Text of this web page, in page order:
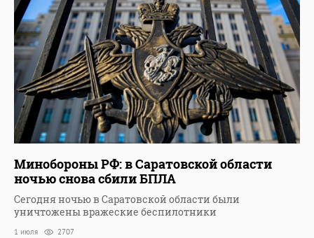
Минобороны РФ: в Саратовской области
ночью снова сбили БПЛА
Сегодня ночью в Саратовской области были
уничтожены вражеские беспилотники
1 июля 2707